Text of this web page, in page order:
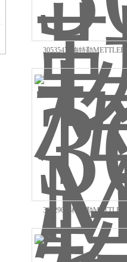
30535471梅特勒
XPR26/AC经销商价
30029036梅特勒
ME802/02现货经销